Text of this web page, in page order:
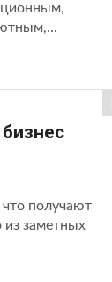
что получают
из заметных